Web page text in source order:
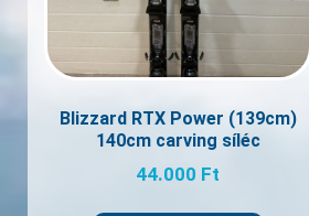
Blizzard RTX Power (139cm)
140cm carving síléc
44.000 Ft